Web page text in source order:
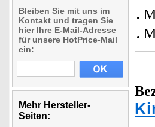
Bleiben Sie mit uns im
Kontakt und tragen Sie
hier Ihre E-Mail-Adresse
für unsere HotPrice-Mail
ein:
Mehr Hersteller-
Seiten: